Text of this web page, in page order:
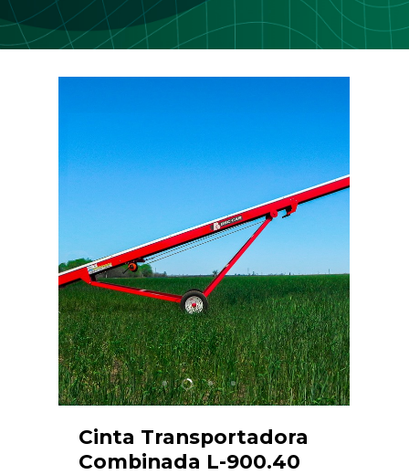
Cinta Transportadora
Combinada L-900.40